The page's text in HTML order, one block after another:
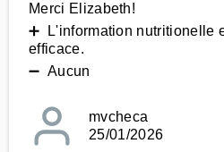
Merci Elizabeth!
➕ L'information nutritionelle
efficace.
➖ Aucun
mvcheca
25/01/2026